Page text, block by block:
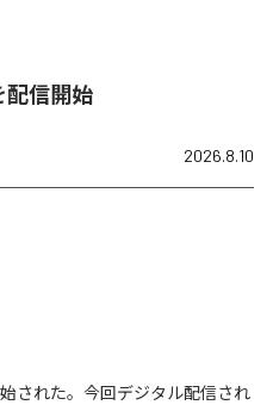
配信開始
2026.8.10
された。今回デジタル配信され